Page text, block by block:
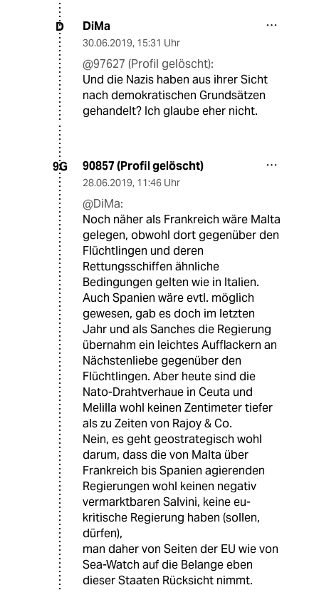
D DiMa
30.06.2019, 15:31 Uhr
@97627 (Profil gelöscht):
Und die Nazis haben aus ihrer Sicht
nach demokratischen Grundsätzen
gehandelt? Ich glaube eher nicht.
9G 90857 (Profil gelöscht)
28.06.2019, 11:46 Uhr
@DiMa:
Noch näher als Frankreich wäre Malta
gelegen, obwohl dort gegenüber den
Flüchtlingen und deren
Rettungsschiffen ähnliche
Bedingungen gelten wie in Italien.
Auch Spanien wäre evtl. möglich
gewesen, gab es doch im letzten
Jahr und als Sanches die Regierung
übernahm ein leichtes Aufflackern an
Nächstenliebe gegenüber den
Flüchtlingen. Aber heute sind die
Nato-Drahtverhaue in Ceuta und
Melilla wohl keinen Zentimeter tiefer
als zu Zeiten von Rajoy & Co.
Nein, es geht geostrategisch wohl
darum, dass die von Malta über
Frankreich bis Spanien agierenden
Regierungen wohl keinen negativ
vermarktbaren Salvini, keine eu-
kritische Regierung haben (sollen,
dürfen),
man daher von Seiten der EU wie von
Sea-Watch auf die Belange eben
dieser Staaten Rücksicht nimmt.